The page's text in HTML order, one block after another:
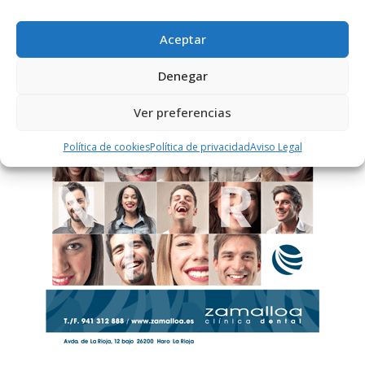
Aceptar
Denegar
Ver preferencias
Política de cookiesPolítica de privacidadAviso Legal
PUBLICIDAD